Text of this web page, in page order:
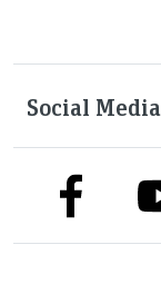
Social Media
link to